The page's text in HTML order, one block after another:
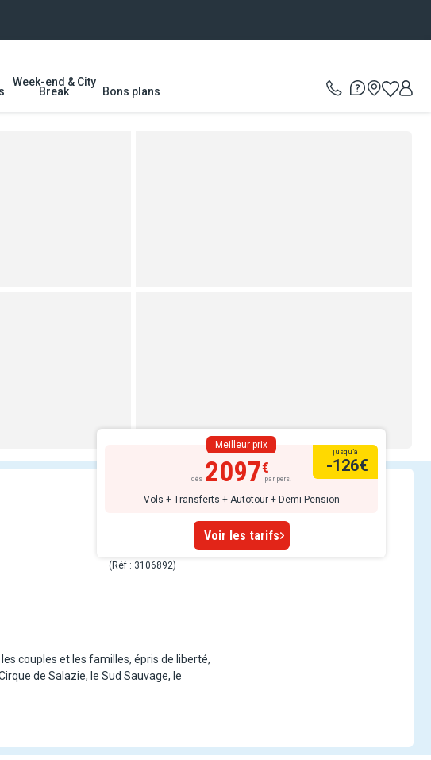
Week-end & City
Break Bons plans
Meilleur prix
dès 2097 par pers.
Vols + Transferts + Autotour + Demi Pension
jusqu’à
-126€
Voir les tarifs
(Réf : 3106892)
couples et les familles, épris de liberté,
de Salazie, le Sud Sauvage, le